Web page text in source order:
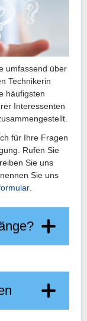
umfassend über
Technikerin
häufigsten
Interessenten
für Ihre Fragen
Rufen Sie
Sie uns
Sie uns
.